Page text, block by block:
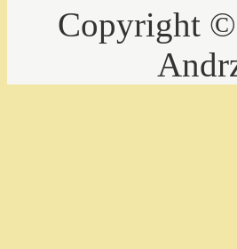
Copyright ©